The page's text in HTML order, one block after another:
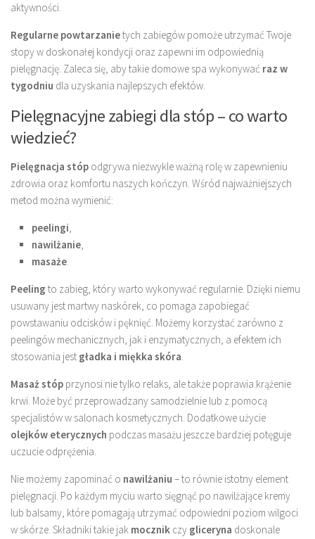
aktywności.
Regularne powtarzanietych zabiegów pomoże utrzymać Twoje
stopy w doskonałej kondycji oraz zapewni im odpowiednią
pielęgnację. Zaleca się, aby takie domowe spa wykonywać raz w
tygodniu dla uzyskania najlepszych efektów.
Pielęgnacyjne zabiegi dla stóp – co warto
wiedzieć?
Pielęgnacja stóp odgrywa niezwykle ważną rolę w zapewnieniu
zdrowia oraz komfortu naszych kończyn. Wśród najważniejszych
metod można wymienić:
peelingi,
nawilżanie,
masaże.
Peeling to zabieg, który warto wykonywać regularnie. Dzięki niemu
usuwany jest martwy naskórek, co pomaga zapobiegać
powstawaniu odcisków i pęknięć. Możemy korzystać zarówno z
peelingów mechanicznych, jak i enzymatycznych, a efektem ich
stosowania jest gładka i miękka skóra.
Masaż stóp przynosi nie tylko relaks, ale także poprawia krążenie
krwi. Może być przeprowadzany samodzielnie lub z pomocą
specjalistów w salonach kosmetycznych. Dodatkowe użycie
olejków eterycznych podczas masażu jeszcze bardziej potęguje
uczucie odprężenia.
Nie możemy zapominać o nawilżaniu – to równie istotny element
pielęgnacji. Po każdym myciu warto sięgnąć po nawilżające kremy
lub balsamy, które pomagają utrzymać odpowiedni poziom wilgoci
w skórze. Składniki takie jak mocznik czy gliceryna doskonale